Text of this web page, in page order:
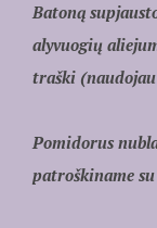
Batoną
alyvuogių
traški
Pomidorus
patroškiname